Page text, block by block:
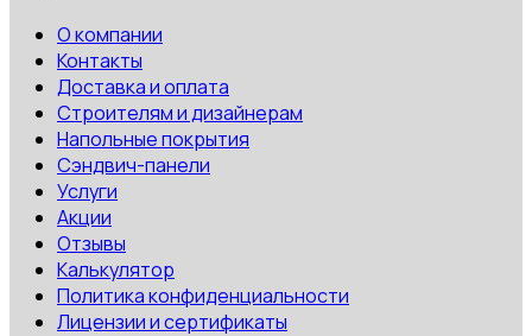
О компании
Контакты
Доставка и оплата
Строителям и дизайнерам
Напольные покрытия
Сэндвич-панели
Услуги
Акции
Отзывы
Калькулятор
Политика конфиденциальности
Лицензии и сертификаты